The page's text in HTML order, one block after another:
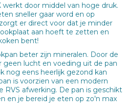
werkt door middel van hoge druk.
sneller gaar word en op
er direct voor dat je minder
aan hoeft te zetten en
bent!
beter zijn mineralen. Door de
geen lucht en voeding uit de pan
nog eens heerlijk gezond kan
is voorzien van een modern
afwerking. De pan is geschikt
en je bereid je eten op zo'n max